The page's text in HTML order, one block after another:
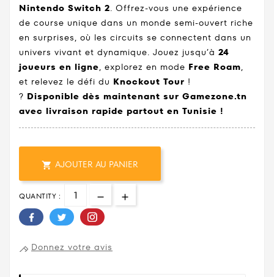
Nintendo Switch 2. Offrez-vous une expérience
de course unique dans un monde semi-ouvert riche
en surprises, où les circuits se connectent dans un
univers vivant et dynamique. Jouez jusqu’à 24
joueurs en ligne, explorez en mode Free Roam,
et relevez le défi du Knockout Tour !
? Disponible dès maintenant sur Gamezone.tn
avec livraison rapide partout en Tunisie !
 AJOUTER AU PANIER
QUANTITY :
Donnez votre avis